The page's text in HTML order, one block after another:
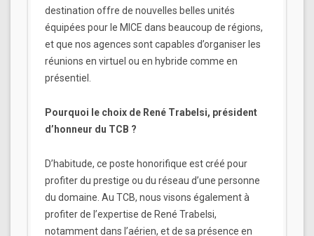
destination offre de nouvelles belles unités
équipées pour le MICE dans beaucoup de régions,
et que nos agences sont capables d’organiser les
réunions en virtuel ou en hybride comme en
présentiel.
Pourquoi le choix de René Trabelsi, président
d’honneur du TCB ?
D’habitude, ce poste honorifique est créé pour
profiter du prestige ou du réseau d’une personne
du domaine. Au TCB, nous visons également à
profiter de l’expertise de René Trabelsi,
notamment dans l’aérien, et de sa présence en